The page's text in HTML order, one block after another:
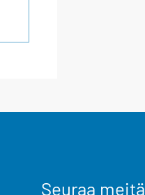
Seuraa meitä